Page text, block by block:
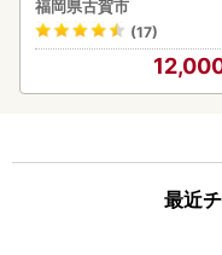
福岡県古賀市
(17)
最近